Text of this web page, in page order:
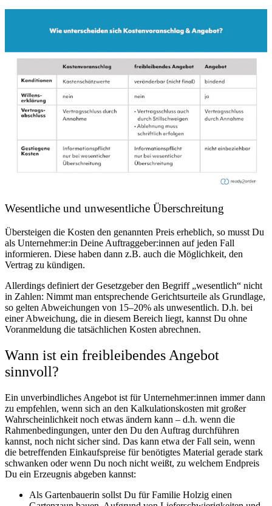
Wesentliche und unwesentliche Überschreitung
Übersteigen die Kosten den genannten Preis erheblich, so musst Du
als Unternehmer:in Deine Auftraggeber:innen auf jeden Fall
informieren. Diese haben dann z.B. auch die Möglichkeit, den
Vertrag zu kündigen.
Allerdings definiert der Gesetzgeber den Begriff „wesentlich“ nicht
in Zahlen: Nimmt man entsprechende Gerichtsurteile als Grundlage,
so gelten Abweichungen von 15–20% als unwesentlich. D.h. bei
einer Abweichung, die in diesem Bereich liegt, kannst Du ohne
Voranmeldung die tatsächlichen Kosten abrechnen.
Wann ist ein freibleibendes Angebot
sinnvoll?
Ein unverbindliches Angebot ist für Unternehmer:innen immer dann
zu empfehlen, wenn sich an den Kalkulationskosten mit großer
Wahrscheinlichkeit noch etwas ändern kann – d.h. wenn die
Rahmenbedingungen, unter den Du den Auftrag durchführen
kannst, noch nicht sicher sind. Das kann etwa der Fall sein, wenn
die betreffenden Einkaufspreise für benötigtes Material gerade stark
schwanken oder wenn Du noch nicht weißt, zu welchem Endpreis
Du ein Erzeugnis abgeben kannst:
Als Gartenbauerin sollst Du für Familie Holzig einen